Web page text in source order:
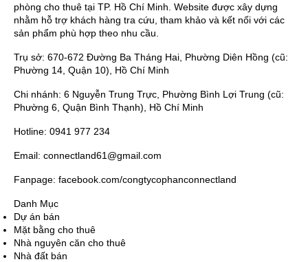
phòng cho thuê tại TP. Hồ Chí Minh. Website được xây dựng
nhằm hỗ trợ khách hàng tra cứu, tham khảo và kết nối với các
sản phẩm phù hợp theo nhu cầu.
Trụ sở: 670-672 Đường Ba Tháng Hai, Phường Diên Hồng (cũ:
Phường 14, Quận 10), Hồ Chí Minh
Chi nhánh: 6 Nguyễn Trung Trực, Phường Bình Lợi Trung (cũ:
Phường 6, Quận Bình Thạnh), Hồ Chí Minh
Hotline: 0941 977 234
Email: connectland61@gmail.com
Fanpage: facebook.com/congtycophanconnectland
Danh Mục
Dự án bán
Mặt bằng cho thuê
Nhà nguyên căn cho thuê
Nhà đất bán